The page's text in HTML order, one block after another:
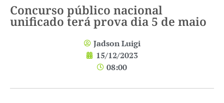
Concurso público nacional
unificado terá prova dia 5 de maio
Jadson Luigi
15/12/2023
08:00